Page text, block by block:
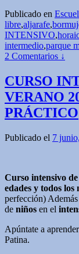
Publicado en
libre,aljarafe,
INTENSIVO,
intermedio,parque
2 Comentarios ↓
CURSO
VERANO
PRÁCTICO
Publicado el 7
Curso intensivo
edades y todos los
perfección) Además
de niños en el
Apúntate a
Patina.